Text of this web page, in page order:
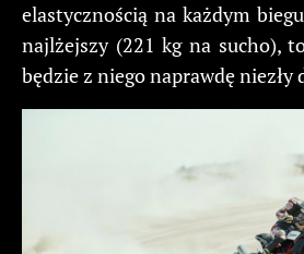
elastycznością na każdym
najlżejszy (221 kg na sucho),
będzie z niego naprawdę niezły